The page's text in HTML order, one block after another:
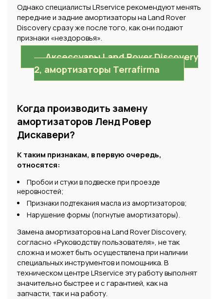
Однако специалисты LRservice рекомендуют менять
передние и задние амортизаторы на Land Rover
Discovery сразу же после того, как они подают
признаки «нездоровья».
Аксессуары Land Rover Discovery
2, амортизаторы Terrafirma
Когда производить замену
амортизаторов Ленд Ровер
Дискавери?
К таким признакам, в первую очередь,
относятся:
Пробои и стуки в подвеске при проезде
неровностей;
Признаки подтекания масла из амортизаторов;
Нарушение формы (погнутые амортизаторы).
Замена амортизаторов на Land Rover Discovery,
согласно «Руководству пользователя», не так
сложна и может быть осуществлена при наличии
специальных инструментов и помощника. В
техническом центре LRservice эту работу выполнят
значительно быстрее и с гарантией, как на
запчасти, так и на работу.